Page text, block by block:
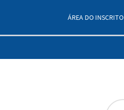
ÁREA DO INSCRITO